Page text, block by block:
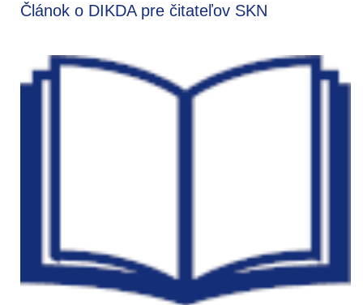
Článok o DIKDA pre čitateľov SKN